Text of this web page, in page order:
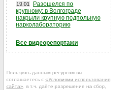
19.01
Разошелся по
крупному: в Волгограде
накрыли крупную подпольную
нарколабораторию
Все видеорепортажи
Пользуясь данным ресурсом вы
соглашаетесь с «Условиями использования
сайта» , в т.ч. даёте разрешение на сбор,